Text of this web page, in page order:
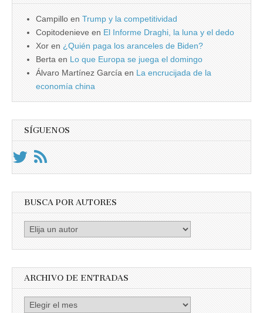
Campillo en Trump y la competitividad
Copitodenieve en El Informe Draghi, la luna y el dedo
Xor en ¿Quién paga los aranceles de Biden?
Berta en Lo que Europa se juega el domingo
Álvaro Martínez García en La encrucijada de la
economía china
SÍGUENOS
BUSCA POR AUTORES
Busca
ARCHIVO DE ENTRADAS
Archivo